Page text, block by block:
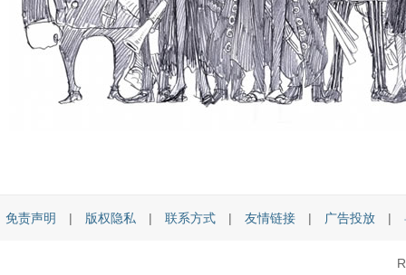
免责声明 | 版权隐私 | 联系方式 | 友情链接 | 广告投放 |